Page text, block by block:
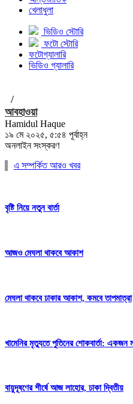
খেলাধুলা
ভিডিও স্টোরি
ফটো স্টোরি
ফটোগ্যালারি
ভিডিও গ্যালারি
/
আবহাওয়া
Hamidul Haque
১৯ মে ২০২৫, ৫:৫৪ পূর্বাহ্ন
অনলাইন সংস্করণ
এ সম্পর্কিত আরও খবর
বৃষ্টি নিয়ে নতুন বার্তা
আজও মেঘলা থাকবে আকাশ
মেঘলা থাকবে ঢাকার আকাশ, কমবে তাপমাত্রা
খামেনির মৃত্যুতে পুতিনের শোকবার্তা: একজন
বায়ুদূষণের শীর্ষে আজ লাহোর, ঢাকা দ্বিতীয়